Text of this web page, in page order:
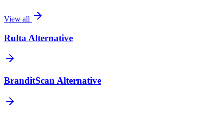
View all
Rulta Alternative
BranditScan Alternative